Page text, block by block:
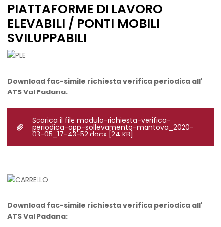
PIATTAFORME DI LAVORO
ELEVABILI / PONTI MOBILI
SVILUPPABILI
Download fac-simile richiesta verifica periodica all'
ATS Val Padana:
Scarica il file modulo-richiesta-verifica-
periodica-app-sollevamento-mantova_2020-
03-05_17-43-52.docx [24 KB]
Download fac-simile richiesta verifica periodica all'
ATS Val Padana: